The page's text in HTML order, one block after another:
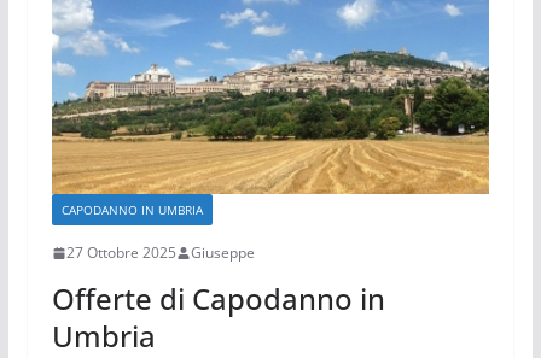
CAPODANNO IN UMBRIA
27 Ottobre 2025 Giuseppe
Offerte di Capodanno in
Umbria